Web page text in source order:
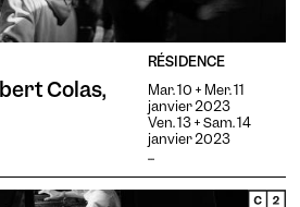
Colas,
RÉSIDENCE
Mar. 10 + Mer. 11
janvier 2023
Ven. 13 + Sam. 14
janvier 2023
...